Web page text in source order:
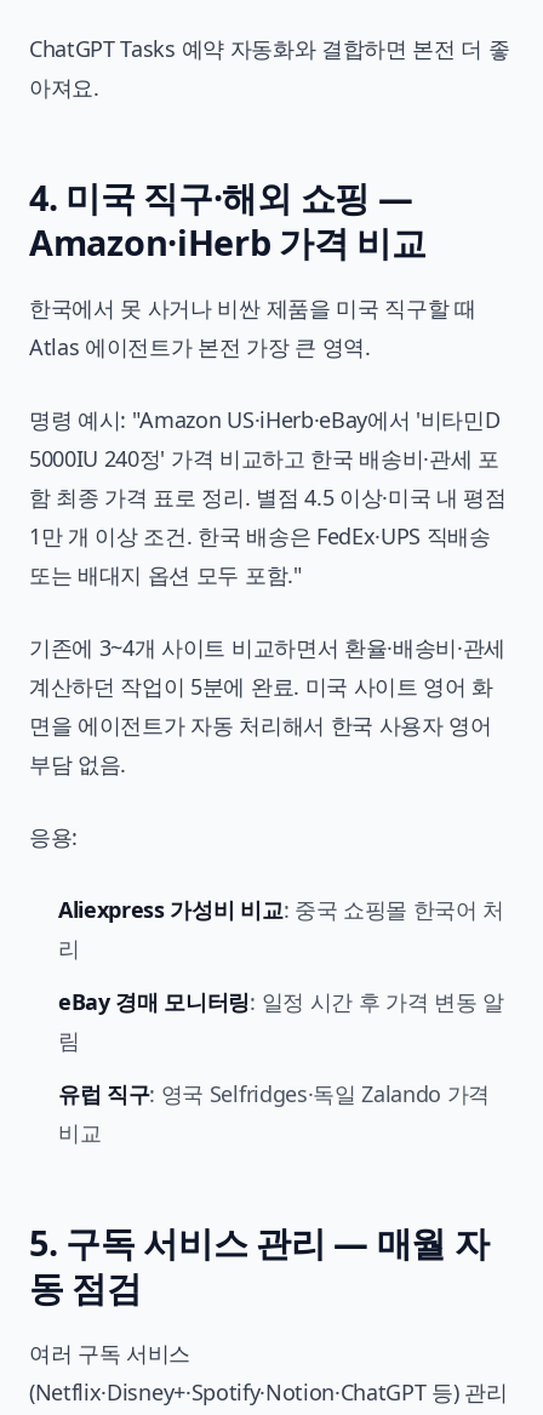
ChatGPT Tasks 예약 자동화와 결합하면 본전 더 좋
아져요.
4. 미국 직구·해외 쇼핑 —
Amazon·iHerb 가격 비교
한국에서 못 사거나 비싼 제품을 미국 직구할 때
Atlas 에이전트가 본전 가장 큰 영역.
명령 예시: "Amazon US·iHerb·eBay에서 '비타민D
5000IU 240정' 가격 비교하고 한국 배송비·관세 포
함 최종 가격 표로 정리. 별점 4.5 이상·미국 내 평점
1만 개 이상 조건. 한국 배송은 FedEx·UPS 직배송
또는 배대지 옵션 모두 포함."
기존에 3~4개 사이트 비교하면서 환율·배송비·관세
계산하던 작업이 5분에 완료. 미국 사이트 영어 화
면을 에이전트가 자동 처리해서 한국 사용자 영어
부담 없음.
응용:
Aliexpress 가성비 비교: 중국 쇼핑몰 한국어 처
리
eBay 경매 모니터링: 일정 시간 후 가격 변동 알
림
유럽 직구: 영국 Selfridges·독일 Zalando 가격
비교
5. 구독 서비스 관리 — 매월 자
동 점검
여러 구독 서비스
(Netflix·Disney+·Spotify·Notion·ChatGPT 등) 관리